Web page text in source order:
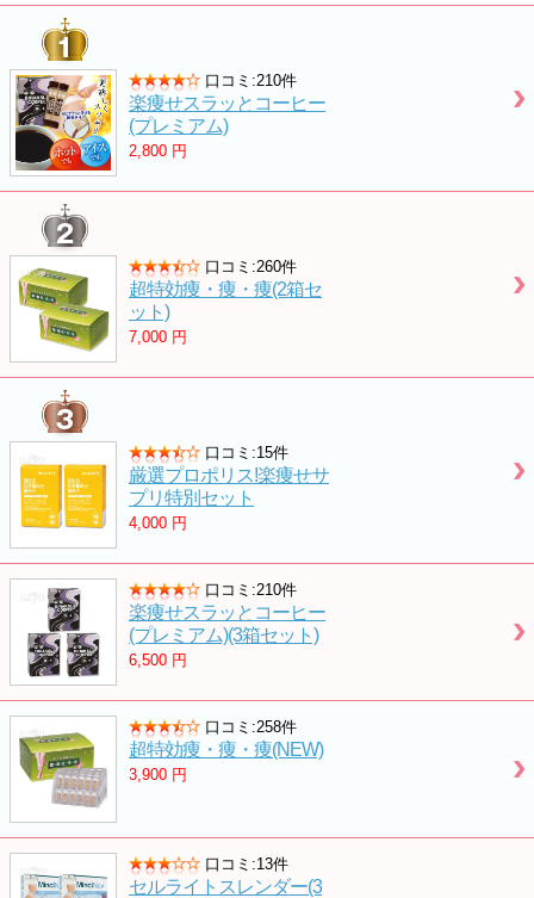
口コミ:210件
楽痩せスラッとコーヒー
(プレミアム)
2,800 円
口コミ:260件
超特効痩・痩・痩(2箱セ
ット)
7,000 円
口コミ:15件
厳選プロポリス!楽痩せサ
プリ特別セット
4,000 円
口コミ:210件
楽痩せスラッとコーヒー
(プレミアム)(3箱セット)
6,500 円
口コミ:258件
超特効痩・痩・痩(NEW)
3,900 円
口コミ:13件
セルライトスレンダー(3